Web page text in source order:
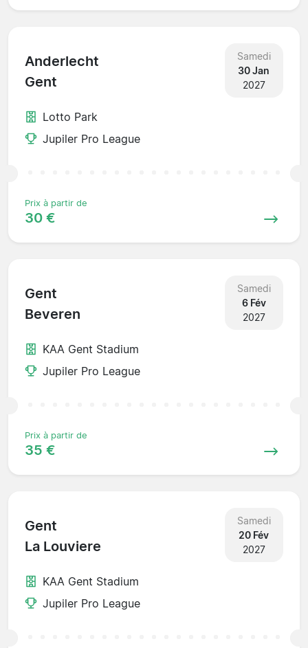
Anderlecht
Gent
Samedi
30 Jan
2027
Lotto Park
Jupiler Pro League
Prix à partir de
30 €
Gent
Beveren
Samedi
6 Fév
2027
KAA Gent Stadium
Jupiler Pro League
Prix à partir de
35 €
Gent
La Louviere
Samedi
20 Fév
2027
KAA Gent Stadium
Jupiler Pro League